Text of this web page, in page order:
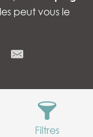
peut vous le
Filtres